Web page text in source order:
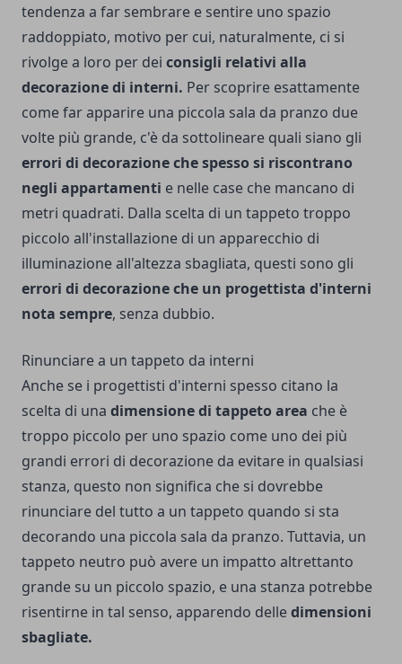
tendenza a far sembrare e sentire uno spazio
raddoppiato, motivo per cui, naturalmente, ci si
rivolge a loro per dei consigli relativi alla
decorazione di interni. Per scoprire esattamente
come far apparire una piccola sala da pranzo due
volte più grande, c'è da sottolineare quali siano gli
errori di decorazione che spesso si riscontrano
negli appartamenti e nelle case che mancano di
metri quadrati. Dalla scelta di un tappeto troppo
piccolo all'installazione di un apparecchio di
illuminazione all'altezza sbagliata, questi sono gli
errori di decorazione che un progettista d'interni
nota sempre, senza dubbio.
Rinunciare a un tappeto da interni
Anche se i progettisti d'interni spesso citano la
scelta di una dimensione di tappeto area che è
troppo piccolo per uno spazio come uno dei più
grandi errori di decorazione da evitare in qualsiasi
stanza, questo non significa che si dovrebbe
rinunciare del tutto a un tappeto quando si sta
decorando una piccola sala da pranzo. Tuttavia, un
tappeto neutro può avere un impatto altrettanto
grande su un piccolo spazio, e una stanza potrebbe
risentirne in tal senso, apparendo delledimensioni
sbagliate.